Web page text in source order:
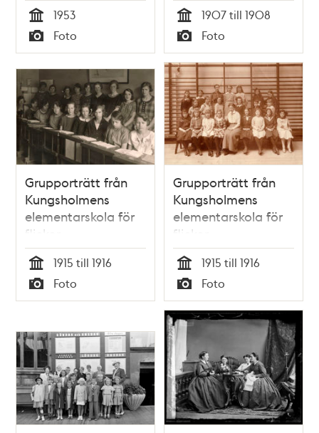
Esso-mack
Tid
1953
Typ
Foto Tid
1907 till 1908
Typ
Foto
Grupporträtt från
Kungsholmens
elementarskola för
flickor
Tid
1915 till 1916
Typ
Foto
Grupporträtt från
Kungsholmens
elementarskola för
flickor
Tid
1915 till 1916
Typ
Foto